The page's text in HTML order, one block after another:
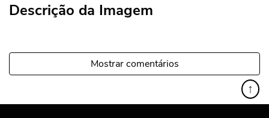
Descrição da Imagem
Mostrar comentários
↑